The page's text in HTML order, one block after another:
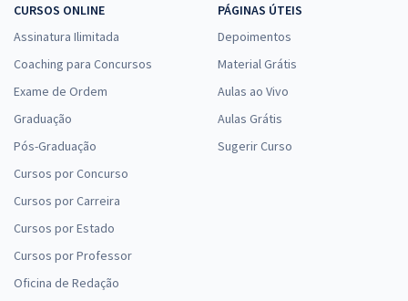
CURSOS ONLINE
Assinatura Ilimitada
Coaching para Concursos
Exame de Ordem
Graduação
Pós-Graduação
Cursos por Concurso
Cursos por Carreira
Cursos por Estado
Cursos por Professor
Oficina de Redação
PÁGINAS ÚTEIS
Depoimentos
Material Grátis
Aulas ao Vivo
Aulas Grátis
Sugerir Curso